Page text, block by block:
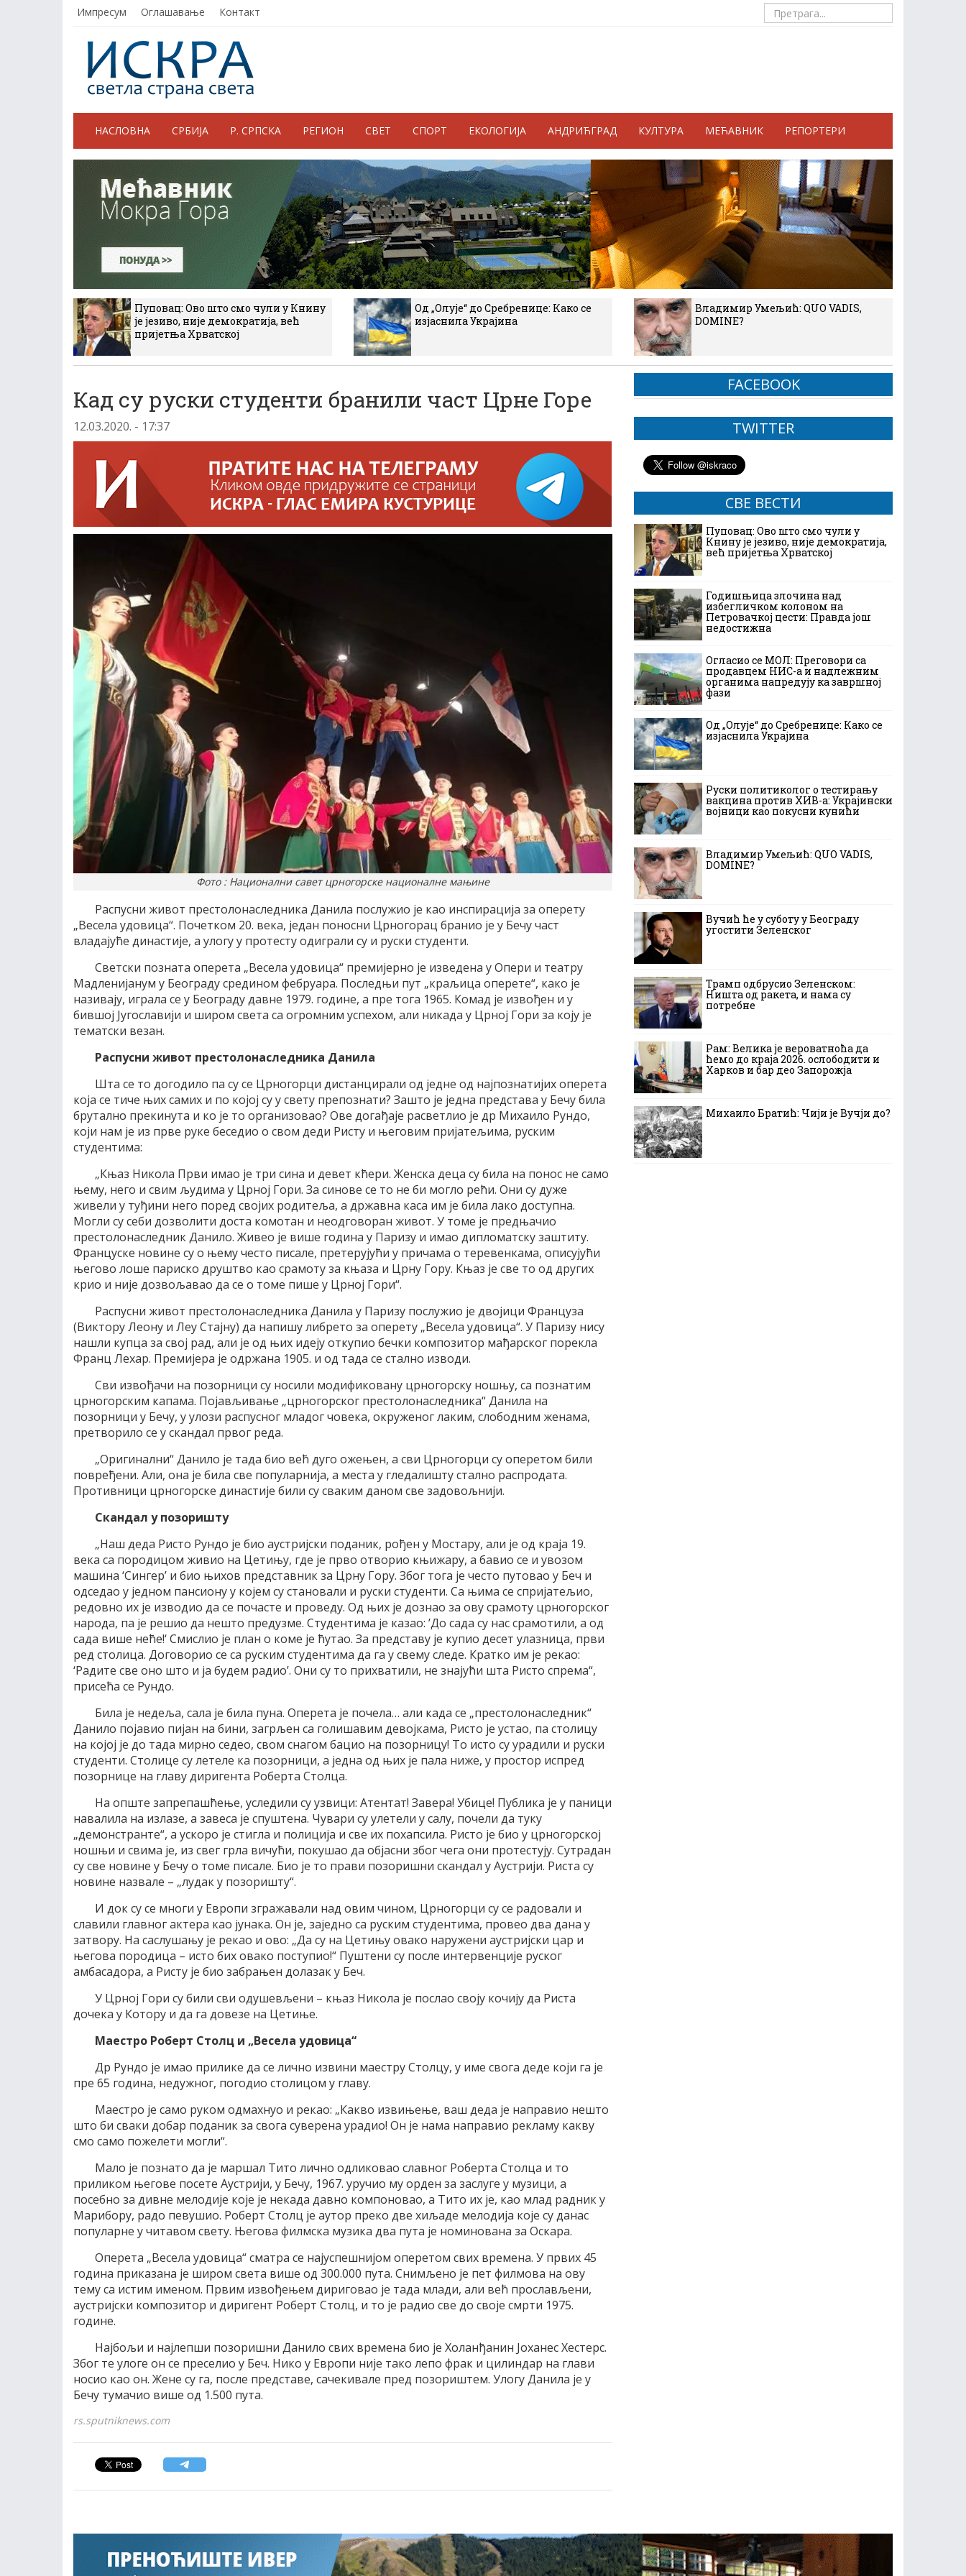
Импресум Оглашавање Контакт
НАСЛОВНА СРБИЈА Р. СРПСКА РЕГИОН СВЕТ СПОРТ ЕКОЛОГИЈА АНДРИЋГРАД КУЛТУРА МЕЋАВНИК РЕПОРТЕРИ
Пуповац: Ово што смо чули у Книну
је језиво, није демократија, већ
пријетња Хрватској
Од „Олује“ до Сребренице: Како се
изјаснила Украјина
Владимир Умељић: QUO VADIS,
DOMINE?
Кад су руски студенти бранили част Црне Горе
12.03.2020. - 17:37
Фото : Национални савет црногорске националне мањине
Распусни живот престолонаследника Данила послужио је као инспирација за оперету
„Весела удовица“. Почетком 20. века, један поносни Црногорац бранио је у Бечу част
владајуће династије, а улогу у протесту одиграли су и руски студенти.
Светски позната оперета „Весела удовица“ премијерно је изведена у Опери и театру
Мадленијанум у Београду средином фебруара. Последњи пут „краљица оперете“, како је
називају, играла се у Београду давне 1979. године, а пре тога 1965. Комад је извођен и у
бившој Југославији и широм света са огромним успехом, али никада у Црној Гори за коју је
тематски везан.
Распусни живот престолонаследника Данила
Шта се то догодило па су се Црногорци дистанцирали од једне од најпознатијих оперета
која се тиче њих самих и по којој су у свету препознати? Зашто је једна представа у Бечу била
брутално прекинута и ко је то организовао? Ове догађаје расветлио је др Михаило Рундо,
који нам је из прве руке беседио о свом деди Ристу и његовим пријатељима, руским
студентима:
„Књаз Никола Први имао је три сина и девет кћери. Женска деца су била на понос не само
њему, него и свим људима у Црној Гори. За синове се то не би могло рећи. Они су дуже
живели у туђини него поред својих родитеља, а државна каса им је била лако доступна.
Могли су себи дозволити доста комотан и неодговоран живот. У томе је предњачио
престолонаследник Данило. Живео је више година у Паризу и имао дипломатску заштиту.
Француске новине су о њему често писале, претерујући у причама о теревенкама, описујући
његово лоше париско друштво као срамоту за књаза и Црну Гору. Књаз је све то од других
крио и није дозвољавао да се о томе пише у Црној Гори“.
Распусни живот престолонаследника Данила у Паризу послужио је двојици Француза
(Виктору Леону и Леу Стајну) да напишу либрето за оперету „Весела удовица“. У Паризу нису
нашли купца за свој рад, али је од њих идеју откупио бечки композитор мађарског порекла
Франц Лехар. Премијера је одржана 1905. и од тада се стално изводи.
Сви извођачи на позорници су носили модификовану црногорску ношњу, са познатим
црногорским капама. Појављивање „црногорског престолонаследника“ Данила на
позорници у Бечу, у улози распусног младог човека, окруженог лаким, слободним женама,
претворило се у скандал првог реда.
„Оригинални“ Данило је тада био већ дуго ожењен, а сви Црногорци су оперетом били
повређени. Али, она је била све популарнија, а места у гледалишту стално распродата.
Противници црногорске династије били су сваким даном све задовољнији.
Скандал у позоришту
„Наш деда Ристо Рундо је био аустријски поданик, рођен у Мостару, али је од краја 19.
века са породицом живио на Цетињу, где је прво отворио књижару, а бавио се и увозом
машина ‘Сингер’ и био њихов представник за Црну Гору. Због тога је често путовао у Беч и
одседао у једном пансиону у којем су становали и руски студенти. Са њима се спријатељио,
редовно их је изводио да се почасте и проведу. Од њих је дознао за ову срамоту црногорског
народа, па је решио да нешто предузме. Студентима је казао: ’До сада су нас срамотили, а од
сада више неће!‘ Смислио је план о коме је ћутао. За представу је купио десет улазница, први
ред столица. Договорио се са руским студентима да га у свему следе. Кратко им је рекао:
‘Радите све оно што и ја будем радио’. Они су то прихватили, не знајући шта Ристо спрема“,
присећа се Рундо.
Била је недеља, сала је била пуна. Оперета је почела… али када се „престолонаследник“
Данило појавио пијан на бини, загрљен са голишавим девојкама, Ристо је устао, па столицу
на којој је до тада мирно седео, свом снагом бацио на позорницу! То исто су урадили и руски
студенти. Столице су летеле ка позорници, а једна од њих је пала ниже, у простор испред
позорнице на главу диригента Роберта Столца.
На опште запрепашћење, уследили су узвици: Атентат! Завера! Убице! Публика је у паници
навалила на излазе, а завеса је спуштена. Чувари су улетели у салу, почели да туку
„демонстранте“, а ускоро је стигла и полиција и све их похапсила. Ристо је био у црногорској
ношњи и свима је, из свег грла вичући, покушао да објасни због чега они протестују. Сутрадан
су све новине у Бечу о томе писале. Био је то прави позоришни скандал у Аустрији. Риста су
новине назвале – „лудак у позоришту“.
И док су се многи у Европи згражавали над овим чином, Црногорци су се радовали и
славили главног актера као јунака. Он је, заједно са руским студентима, провео два дана у
затвору. На саслушању је рекао и ово: „Да су на Цетињу овако наружени аустријски цар и
његова породица – исто бих овако поступио!“ Пуштени су после интервенције руског
амбасадора, а Ристу је био забрањен долазак у Беч.
У Црној Гори су били сви одушевљени – књаз Никола је послао своју кочију да Риста
дочека у Котору и да га довезе на Цетиње.
Маестро Роберт Столц и „Весела удовица“
Др Рундо је имао прилике да се лично извини маестру Столцу, у име свога деде који га је
пре 65 година, недужног, погодио столицом у главу.
Маестро је само руком одмахнуо и рекао: „Какво извињење, ваш деда је направио нешто
што би сваки добар поданик за свога суверена урадио! Он је нама направио рекламу какву
смо само пожелети могли“.
Мало је познато да је маршал Тито лично одликовао славног Роберта Столца и то
приликом његове посете Аустрији, у Бечу, 1967. уручио му орден за заслуге у музици, а
посебно за дивне мелодије које је некада давно компоновао, а Тито их је, као млад радник у
Марибору, радо певушио. Роберт Столц је аутор преко две хиљаде мелодија које су данас
популарне у читавом свету. Његова филмска музика два пута је номинована за Оскара.
Оперета „Весела удовица“ сматра се најуспешнијом оперетом свих времена. У првих 45
година приказана је широм света више од 300.000 пута. Снимљено је пет филмова на ову
тему са истим именом. Првим извођењем дириговао је тада млади, али већ прослављени,
аустријски композитор и диригент Роберт Столц, и то је радио све до своје смрти 1975.
године.
Најбољи и најлепши позоришни Данило свих времена био је Холанђанин Јоханес Хестерс.
Због те улоге он се преселио у Беч. Нико у Европи није тако лепо фрак и цилиндар на глави
носио као он. Жене су га, после представе, сачекивале пред позориштем. Улогу Данила је у
Бечу тумачио више од 1.500 пута.
rs.sputniknews.com
FACEBOOK
TWITTER
СВЕ ВЕСТИ
Пуповац: Ово што смо чули у
Книну је језиво, није демократија,
већ пријетња Хрватској
Годишњица злочина над
избегличком колоном на
Петровачкој цести: Правда још
недостижна
Огласио се МОЛ: Преговори са
продавцем НИС-а и надлежним
органима напредују ка завршној
фази
Од „Олује“ до Сребренице: Како се
изјаснила Украјина
Руски политиколог о тестирању
вакцина против ХИВ-а: Украјински
војници као покусни кунићи
Владимир Умељић: QUO VADIS,
DOMINE?
Вучић ће у суботу у Београду
угостити Зеленског
Трамп одбрусио Зеленском:
Ништа од ракета, и нама су
потребне
Рам: Велика је вероватноћа да
ћемо до краја 2026. ослободити и
Харков и бар део Запорожја
Михаило Братић: Чији је Вучји до?